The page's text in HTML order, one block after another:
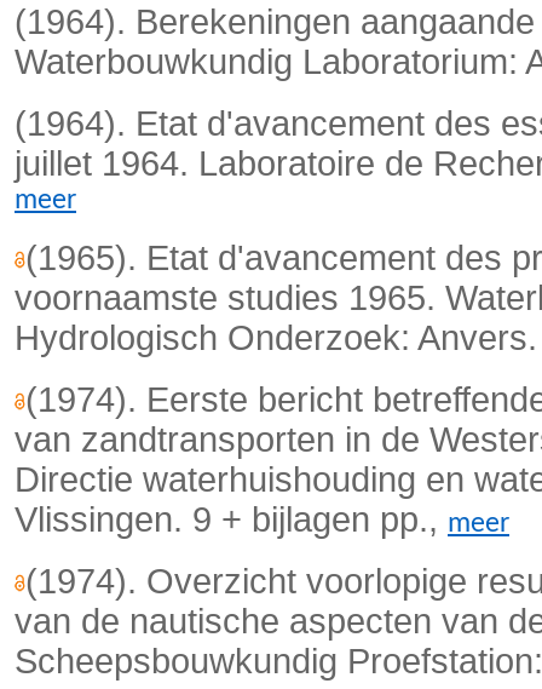
(1964). Berekeningen
Waterbouwkundig Laboratorium:
(1964). Etat d'avancement des
juillet 1964. Laboratoire de
meer
(1965). Etat d'avancement des
voornaamste studies 1965.
Hydrologisch Onderzoek:
(1974). Eerste bericht
van zandtransporten in de
Directie waterhuishouding en
Vlissingen. 9 + bijlagen pp., meer
(1974). Overzicht voorlopige
van de nautische aspecten van
Scheepsbouwkundig